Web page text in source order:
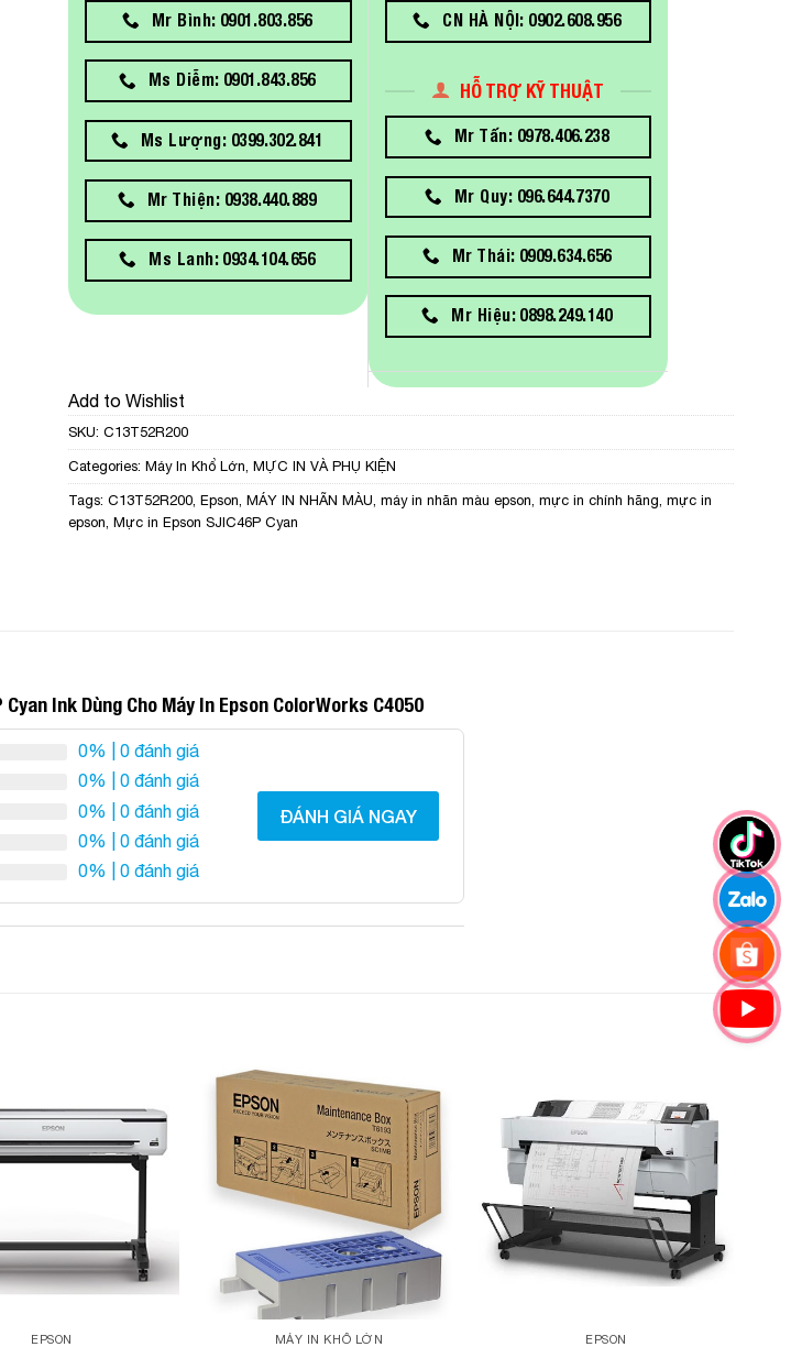
Mr Bình: 0901.803.856
Ms Diễm: 0901.843.856
Ms Lượng: 0399.302.841
Mr Thiện: 0938.440.889
Ms Lanh: 0934.104.656
CN HÀ NỘI: 0902.608.956
HỖ TRỢ KỸ THUẬT
Mr Tấn: 0978.406.238
Mr Quy: 096.644.7370
Mr Thái: 0909.634.656
Mr Hiệu: 0898.249.140
Add to Wishlist
SKU: C13T52R200
Categories: Máy In Khổ Lớn, MỰC IN VÀ PHỤ KIỆN
Tags: C13T52R200, Epson, MÁY IN NHÃN MÀU, máy in nhãn màu epson, mực in chính hãng, mực in
epson, Mực in Epson SJIC46P Cyan
Ink Dùng Cho Máy In Epson ColorWorks C4050
0% | 0 đánh giá
0% | 0 đánh giá
0% | 0 đánh giá
0% | 0 đánh giá
0% | 0 đánh giá
ĐÁNH GIÁ NGAY
Add to
Wishlist
EPSON
Add to
Wishlist
MÁY IN KHỔ LỚN
Add to
Wishlist
EPSON